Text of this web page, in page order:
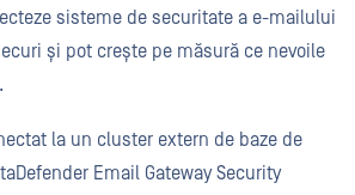
sisteme de securitate a e-mailului
și pot crește pe măsură ce nevoile
la un cluster extern de baze de
Email Gateway Security